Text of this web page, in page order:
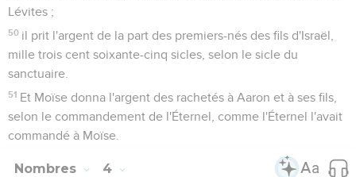
Lévites ;
50 il prit l'argent de la part des premiers-nés des fils d'Israël,
mille trois cent soixante-cinq sicles, selon le sicle du
sanctuaire.
51 Et Moïse donna l'argent des rachetés à Aaron et à ses fils,
selon le commandement de l'Éternel, comme l'Éternel l'avait
commandé à Moïse.
Nombres 4